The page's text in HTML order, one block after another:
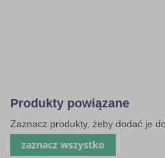
Produkty powiązane
Zaznacz produkty, żeby dodać je
zaznacz wszystko